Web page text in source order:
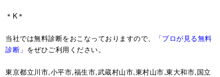
＊K＊
当社では無料診断をおこなっておりますので、
「プロが見る無料
診断」 をぜひご利用ください。
東京都立川市,小平市,福生市,武蔵村山市,東村山市,東大和市,国立